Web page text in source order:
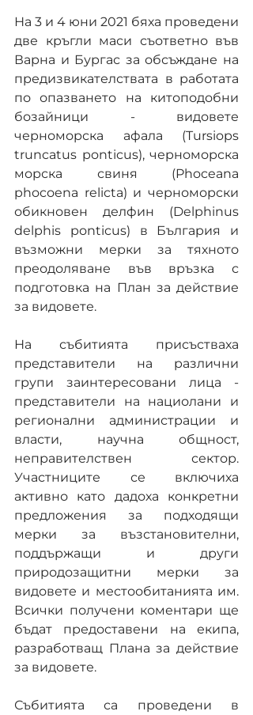
На 3 и 4 юни 2021 бяха проведени
две кръгли маси съответно във
Варна и Бургас за обсъждане на
предизвикателствата в работата
по опазването на китоподобни
бозайници - видовете
черноморска афала (Tursiops
truncatus ponticus), черноморска
морска свиня (Phoceаna
phocоena relicta) и черноморски
обикновен делфин (Delphinus
delphis ponticus) в България и
възможни мерки за тяхното
преодоляване във връзка с
подготовка на План за действие
за видовете.
На събитията присъстваха
представители на различни
групи заинтересовани лица -
представители на нациолани и
регионални администрации и
власти, научна общност,
неправителствен сектор.
Участниците се включиха
активно като дадоха конкретни
предложения за подходящи
мерки за възстановителни,
поддържащи и други
природозащитни мерки за
видовете и местообитанията им.
Всички получени коментари ще
бъдат предоставени на екипа,
разработващ Плана за действие
за видовете.
Събитията са проведени в